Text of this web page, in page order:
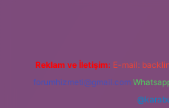
Reklam ve İletişim: E-mail:
forumhizmeti@gmail.com